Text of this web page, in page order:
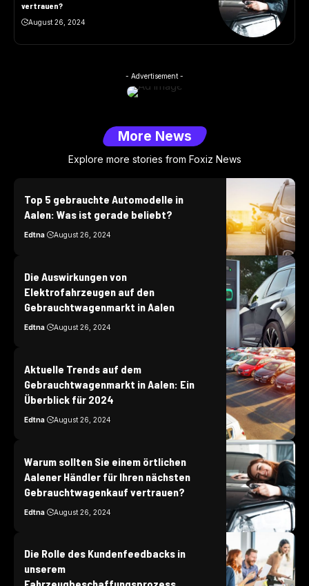
vertrauen?
August 26, 2024
- Advertisement -
More News
Explore more stories from Foxiz News
Top 5 gebrauchte Automodelle in
Aalen: Was ist gerade beliebt?
Edtna August 26, 2024
Die Auswirkungen von
Elektrofahrzeugen auf den
Gebrauchtwagenmarkt in Aalen
Edtna August 26, 2024
Aktuelle Trends auf dem
Gebrauchtwagenmarkt in Aalen: Ein
Überblick für 2024
Edtna August 26, 2024
Warum sollten Sie einem örtlichen
Aalener Händler für Ihren nächsten
Gebrauchtwagenkauf vertrauen?
Edtna August 26, 2024
Die Rolle des Kundenfeedbacks in
unserem